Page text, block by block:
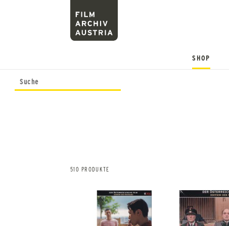
SHOP
510 PRODUKTE